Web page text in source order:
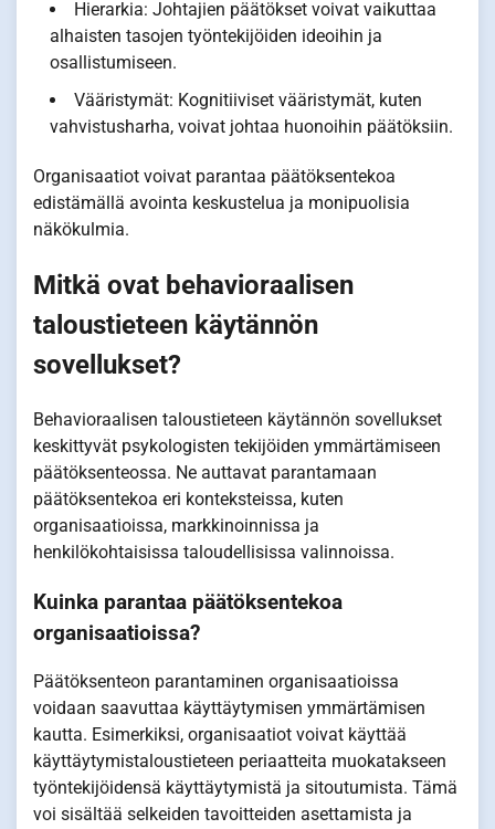
Hierarkia: Johtajien päätökset voivat vaikuttaa
alhaisten tasojen työntekijöiden ideoihin ja
osallistumiseen.
Vääristymät: Kognitiiviset vääristymät, kuten
vahvistusharha, voivat johtaa huonoihin päätöksiin.
Organisaatiot voivat parantaa päätöksentekoa
edistämällä avointa keskustelua ja monipuolisia
näkökulmia.
Mitkä ovat behavioraalisen
taloustieteen käytännön
sovellukset?
Behavioraalisen taloustieteen käytännön sovellukset
keskittyvät psykologisten tekijöiden ymmärtämiseen
päätöksenteossa. Ne auttavat parantamaan
päätöksentekoa eri konteksteissa, kuten
organisaatioissa, markkinoinnissa ja
henkilökohtaisissa taloudellisissa valinnoissa.
Kuinka parantaa päätöksentekoa
organisaatioissa?
Päätöksenteon parantaminen organisaatioissa
voidaan saavuttaa käyttäytymisen ymmärtämisen
kautta. Esimerkiksi, organisaatiot voivat käyttää
käyttäytymistaloustieteen periaatteita muokatakseen
työntekijöidensä käyttäytymistä ja sitoutumista. Tämä
voi sisältää selkeiden tavoitteiden asettamista ja